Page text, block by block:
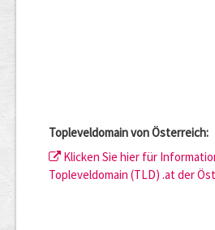
Topleveldomain von Österreich:
Klicken Sie hier für
Topleveldomain (TLD) .at der